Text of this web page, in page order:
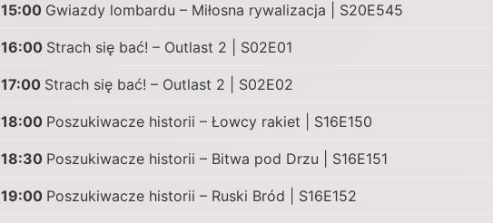
15:00 Gwiazdy lombardu – Miłosna rywalizacja | S20E545
16:00 Strach się bać! – Outlast 2 | S02E01
17:00 Strach się bać! – Outlast 2 | S02E02
18:00 Poszukiwacze historii – Łowcy rakiet | S16E150
18:30 Poszukiwacze historii – Bitwa pod Drzu | S16E151
19:00 Poszukiwacze historii – Ruski Bród | S16E152